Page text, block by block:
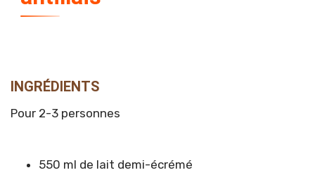
INGRÉDIENTS
Pour 2-3 personnes
550 ml de lait demi-écrémé